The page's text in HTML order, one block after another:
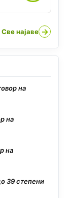
Све најаве →
на
на
на
39 степени